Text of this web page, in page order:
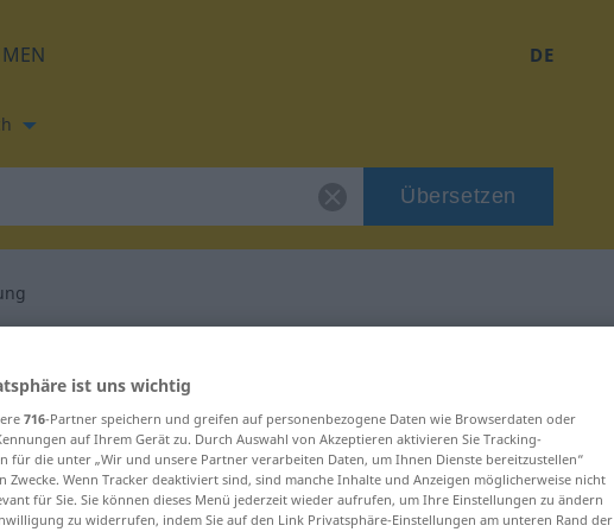
DE
Übersetzen
für "Verwaltung"
ist uns wichtig
716-Partner speichern und greifen auf personenbezogene Daten wie Browserdaten oder
auf Ihrem Gerät zu. Durch Auswahl von Akzeptieren aktivieren Sie Tracking-
für die unter „Wir und unsere Partner verarbeiten Daten, um Ihnen Dienste bereitzustellen“
Zwecke. Wenn Tracker deaktiviert sind, sind manche Inhalte und Anzeigen möglicherweise nicht
für Sie. Sie können dieses Menü jederzeit wieder aufrufen, um Ihre Einstellungen zu ändern
zu widerrufen, indem Sie auf den Link Privatsphäre-Einstellungen am unteren Rand der